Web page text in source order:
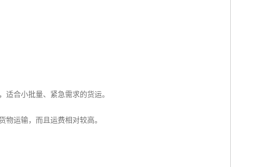
合小批量、紧急需求的货运。
运输，而且运费相对较高。